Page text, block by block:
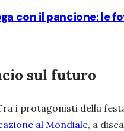
con il pancione: le
sul futuro
i protagonisti della
al Mondiale, a